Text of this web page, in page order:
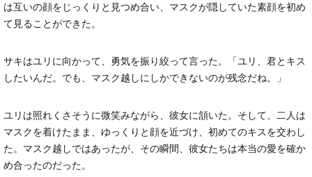
は互いの顔をじっくりと見つめ合い、マスクが隠していた素顔を初め
て見ることができた。
サキはユリに向かって、勇気を振り絞って言った。「ユリ、君とキス
したいんだ。でも、マスク越しにしかできないのが残念だね。」
ユリは照れくさそうに微笑みながら、彼女に頷いた。そして、二人は
マスクを着けたまま、ゆっくりと顔を近づけ、初めてのキスを交わし
た。マスク越しではあったが、その瞬間、彼女たちは本当の愛を確か
め合ったのだった。